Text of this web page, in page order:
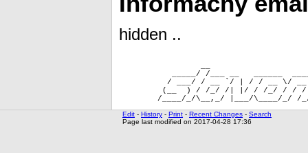
hidden ..
_____/ /___ __   ______
/ ___/ / __ `/ | / / __ \/
(__  ) / /_/ /| |/ / /_/ / /
Edit - History - Print - Recent Changes - Search
Page last modified on 2017-04-28 17:36